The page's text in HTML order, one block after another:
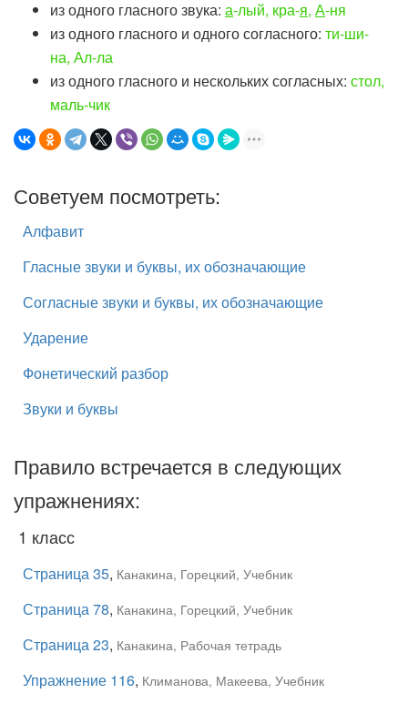
из одного гласного звука: а-лый, кра-я, А-ня
из одного гласного и одного согласного: ти-ши-
на, Ал-ла
из одного гласного и нескольких согласных: стол,
маль-чик
Советуем посмотреть:
Алфавит
Гласные звуки и буквы, их обозначающие
Согласные звуки и буквы, их обозначающие
Ударение
Фонетический разбор
Звуки и буквы
Правило встречается в следующих
упражнениях:
1 класс
Страница 35, Канакина, Горецкий, Учебник
Страница 78, Канакина, Горецкий, Учебник
Страница 23, Канакина, Рабочая тетрадь
Упражнение 116, Климанова, Макеева, Учебник